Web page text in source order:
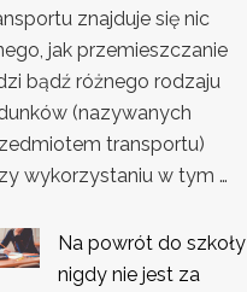
znajduje się nic
jak przemieszczanie
bądź różnego rodzaju
(nazywanych
transportu)
wykorzystaniu w tym …
Na powrót do szkoły
nigdy nie jest za